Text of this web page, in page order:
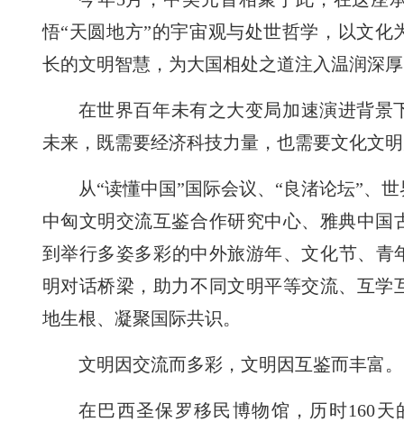
悟“天圆地方”的宇宙观与处世哲学，以文化
长的文明智慧，为大国相处之道注入温润深
在世界百年未有之大变局加速演进背景
未来，既需要经济科技力量，也需要文化文
从“读懂中国”国际会议、“良渚论坛”、
中匈文明交流互鉴合作研究中心、雅典中国
到举行多姿多彩的中外旅游年、文化节、
明对话桥梁，助力不同文明平等交流、互学
地生根、凝聚国际共识。
文明因交流而多彩，文明因互鉴而丰富。
在巴西圣保罗移民博物馆，历时160